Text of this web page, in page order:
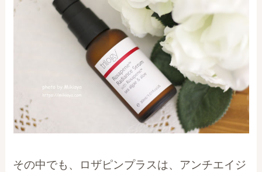
その中でも、ロザピンプラスは、アンチエイジ